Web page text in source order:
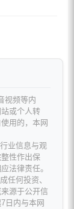
视频等内
或个人转
用的，本网
业信息与观
性作出保
法律责任。
任何投资、
源于公开信
日内与本网